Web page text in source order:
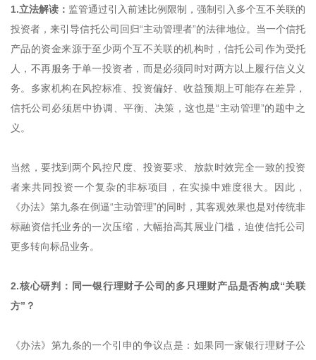
1.立法解读： 监管通过引入前述比例限制，强制引入多个互不关联的
投资者，来引导信托公司回归“主动管理者”的法律地位。当一个信托
产品的资金来源于至少两个互不关联的机构时，信托公司作为受托
人，不再服务于单一投资者，而是必须同时对两方以上履行信义义
务。多家机构在风控标准、投资偏好、收益预期上可能存在差异，
信托公司必须居中协调、平衡、决策，这也是“主动管理”的题中之
义。
当然，要找到两个风控尺度、投资要求、放款时效完全一致的投资
者来共同投资一个复杂的非标项目，在实操中难度很大。因此，
《办法》第九条在倒逼“主动管理”的同时，其客观效果也是对传统非
标融资信托业务的一次压缩，大幅抬高其展业门槛，迫使信托公司
更多转向标品业务。
2.核心研判：同一银行理财子公司的多只理财产品是否构成“关联
方”？
《办法》第九条的一个引申的争议点是：如果同一家银行理财子公